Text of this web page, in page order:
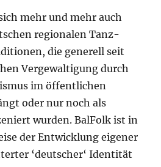
mehr und mehr auch
regionalen Tanz-
die generell seit
Vergewaltigung durch
im öffentlichen
oder nur noch als
wurden. BalFolk ist in
der Entwicklung eigener
‘deutscher‘ Identität